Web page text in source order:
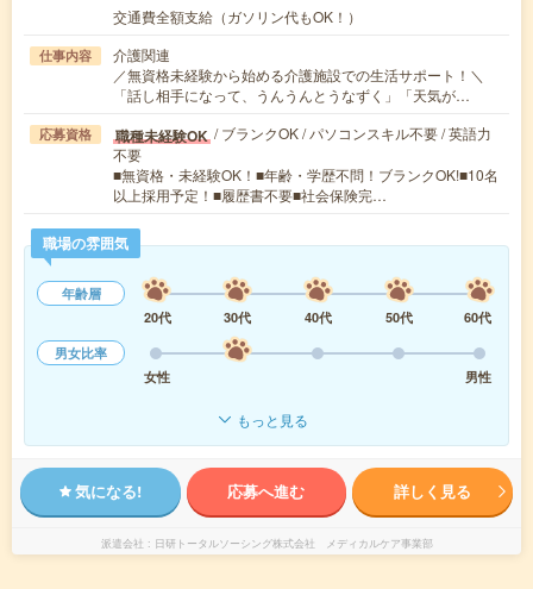
交通費全額支給（ガソリン代もOK！）
仕事内容
介護関連
／無資格未経験から始める介護施設での生活サポート！＼
「話し相手になって、うんうんとうなずく」「天気が…
応募資格 職種未経験OK / ブランクOK / パソコンスキル不要 / 英語力
不要
■無資格・未経験OK！■年齢・学歴不問！ブランクOK!■10名
以上採用予定！■履歴書不要■社会保険完…
職場の雰囲気
年齢層
20代
30代 40代 50代
60代
男女比率
女性
男性
もっと見る
気になる! 応募へ進む 詳しく見る
派遣会社 日研トータルソーシング株式会社 メディカルケア事業部